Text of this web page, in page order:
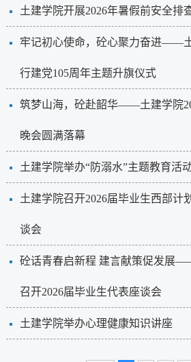
土建学院开展2026年暑假前安全排
牢记初心使命，砼心聚力奋进——
行建党105周年主题升旗仪式
筑梦山海，砼赴韶华——土建学院
晚会圆满落幕
土建学院举办“防溺水”主题教育活
土建学院召开2026届毕业生西部计
谈会
砼话青春启新程 建言献策促发展
召开2026届毕业生代表座谈会
土建学院举办心理健康知识讲座